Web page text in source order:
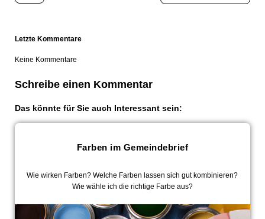
Letzte Kommentare
Keine Kommentare
Schreibe einen Kommentar
Das könnte für Sie auch Interessant sein:
Farben im Gemeindebrief
Wie wirken Farben? Welche Farben lassen sich gut kombinieren?
Wie wähle ich die richtige Farbe aus?